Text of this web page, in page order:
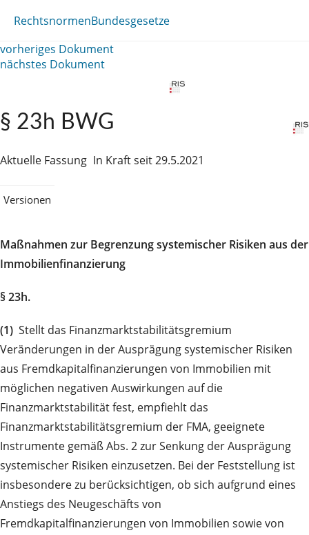
RechtsnormenBundesgesetze
vorheriges Dokument
nächstes Dokument
§ 23h BWG
Aktuelle Fassung In Kraft seit 29.5.2021
Versionen
Maßnahmen zur Begrenzung systemischer Risiken aus der
Immobilienfinanzierung
§ 23h.
(1) Stellt das Finanzmarktstabilitätsgremium
Veränderungen in der Ausprägung systemischer Risiken
aus Fremdkapitalfinanzierungen von Immobilien mit
möglichen negativen Auswirkungen auf die
Finanzmarktstabilität fest, empfiehlt das
Finanzmarktstabilitätsgremium der FMA, geeignete
Instrumente gemäß Abs. 2 zur Senkung der Ausprägung
systemischer Risiken einzusetzen. Bei der Feststellung ist
insbesondere zu berücksichtigen, ob sich aufgrund eines
Anstiegs des Neugeschäfts von
Fremdkapitalfinanzierungen von Immobilien sowie von